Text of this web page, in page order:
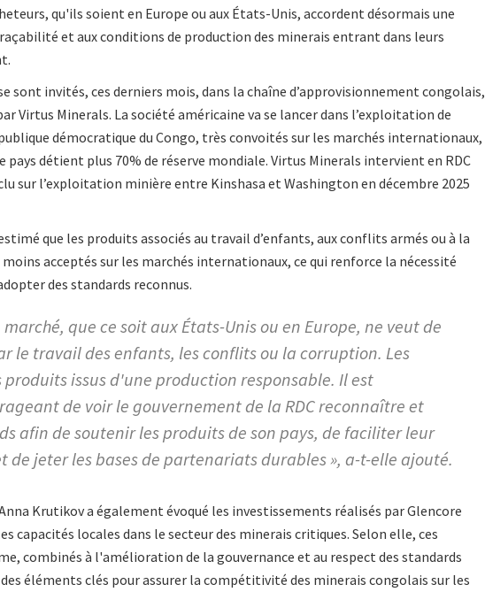
qu'ils soient en Europe ou aux États-Unis, accordent désormais une
et aux conditions de production des minerais entrant dans leurs
sont invités, ces derniers mois, dans la chaîne d’approvisionnement congolais,
Virtus Minerals. La société américaine va se lancer dans l’exploitation de
démocratique du Congo, très convoités sur les marchés internationaux,
pays détient plus 70% de réserve mondiale. Virtus Minerals intervient en RDC
sur l’exploitation minière entre Kinshasa et Washington en décembre 2025
que les produits associés au travail d’enfants, aux conflits armés ou à la
acceptés sur les marchés internationaux, ce qui renforce la nécessité
des standards reconnus.
que ce soit aux États-Unis ou en Europe, ne veut de
le travail des enfants, les conflits ou la corruption. Les
produits issus d'une production responsable. Il est
de voir le gouvernement de la RDC reconnaître et
afin de soutenir les produits de son pays, de faciliter leur
de jeter les bases de partenariats durables », a-t-elle ajouté.
Krutikov a également évoqué les investissements réalisés par Glencore
capacités locales dans le secteur des minerais critiques. Selon elle, ces
combinés à l'amélioration de la gouvernance et au respect des standards
éléments clés pour assurer la compétitivité des minerais congolais sur les